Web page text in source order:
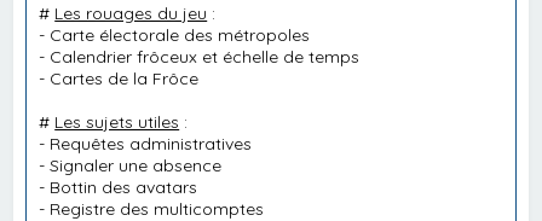
# Les rouages du jeu :
- Carte électorale des métropoles
- Calendrier frôceux et échelle de temps
- Cartes de la Frôce
# Les sujets utiles :
- Requêtes administratives
-Signaler une absence
- Bottin des avatars
- Registre des multicomptes